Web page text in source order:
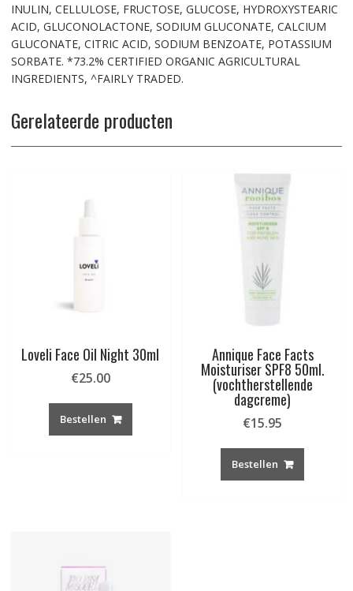
INULIN, CELLULOSE, FRUCTOSE, GLUCOSE, HYDROXYSTEARIC
ACID, GLUCONOLACTONE, SODIUM GLUCONATE, CALCIUM
GLUCONATE, CITRIC ACID, SODIUM BENZOATE, POTASSIUM
SORBATE. *73.2% CERTIFIED ORGANIC AGRICULTURAL
INGREDIENTS, ^FAIRLY TRADED.
Gerelateerde producten
Loveli Face Oil Night 30ml
€25.00
Bestellen
Annique Face Facts
Moisturiser SPF8 50ml.
(vochtherstellende
dagcreme)
€15.95
Bestellen